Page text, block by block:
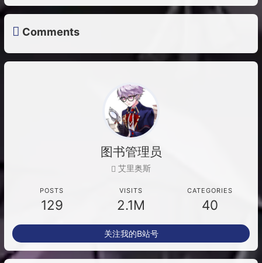
Comments
图书管理员
艾里奥斯
POSTS
129
VISITS
2.1M
CATEGORIES
40
关注我的B站号